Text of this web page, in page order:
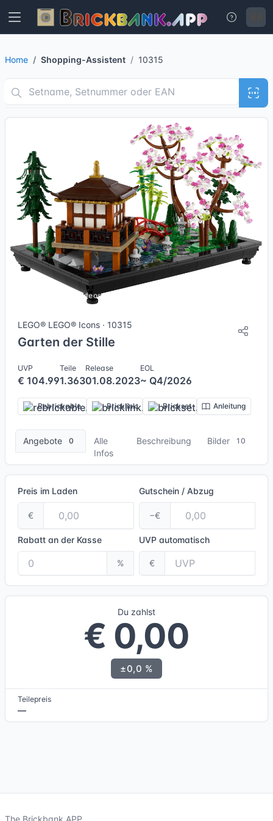
Home Shopping-Assistent 10315
10 Bilder + 1 Videos
LEGO® LEGO® Icons · 10315
Garten der Stille
UVP
€ 104.99
Teile
1.363
Release
01.08.2023
EOL
~ Q4/2026
Rebrickable Bricklink Brickset Anleitung
Angebote 0
Alle
Infos
Beschreibung Bilder 10
Preis im Laden
€
Gutschein / Abzug
−€
Rabatt an der Kasse
%
UVP automatisch
€
Du zahlst
€ 0,00
±0,0 %
Teilepreis
—
The Brickbank APP